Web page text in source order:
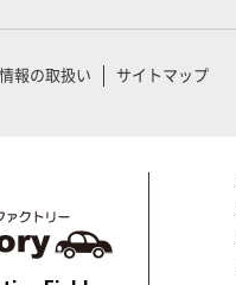
報の取扱い サイトマップ